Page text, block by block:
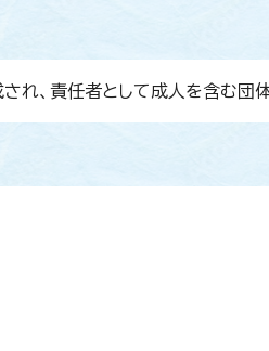
れ、責任者として成人を含む団